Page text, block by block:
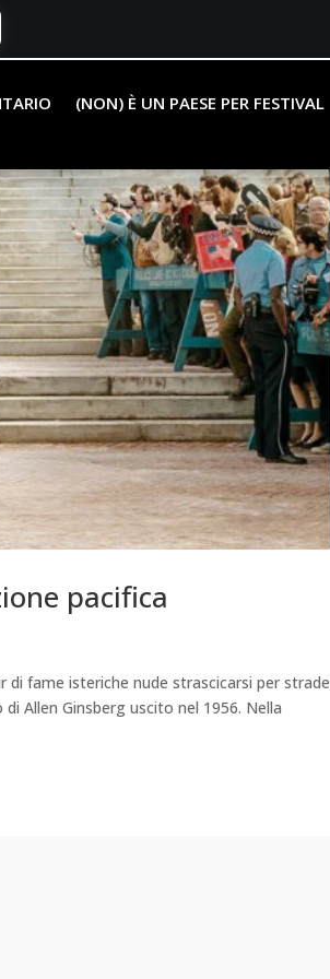
(NON) È UN PAESE PER FESTIVAL
pacifica
fame isteriche nude strascicarsi per strade
Allen Ginsberg uscito nel 1956. Nella